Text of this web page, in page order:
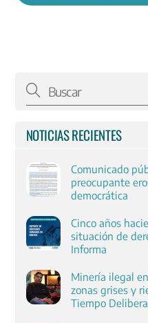
NOTICIAS RECIENTES
Comunicado
preocupante
democrática
Cinco años
situación de
Informa
Minería ilegal
zonas grises y
Tiempo